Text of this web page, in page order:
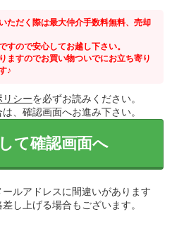
ただく際は最大仲介手数料無料、売却
ので安心してお越し下さい。
ますのでお買い物ついでにお立ち寄り
♪
リシーを必ずお読みください。
、確認画面へお進み下さい。
て確認画面へ
ルアドレスに間違いがあります
し上げる場合もございます。